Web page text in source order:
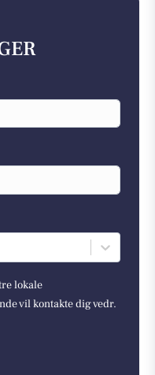
lokale
vil kontakte dig vedr.